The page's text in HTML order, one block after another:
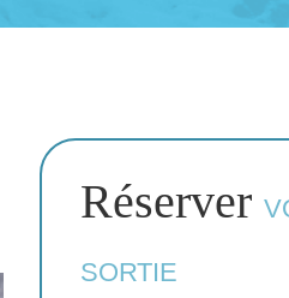
Réserver
SORTIE